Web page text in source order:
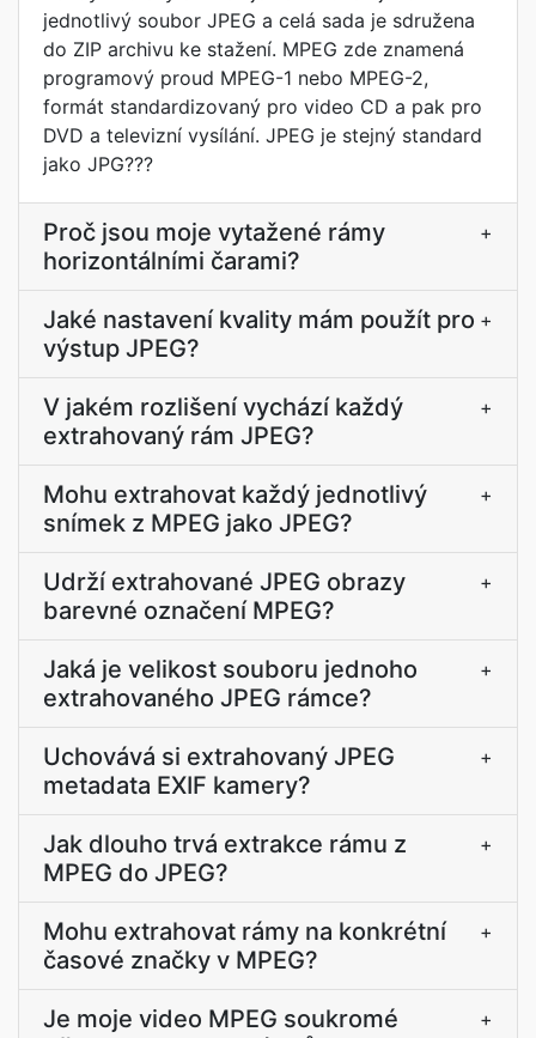
jednotlivý soubor JPEG a celá sada je sdružena
do ZIP archivu ke stažení. MPEG zde znamená
programový proud MPEG-1 nebo MPEG-2,
formát standardizovaný pro video CD a pak pro
DVD a televizní vysílání. JPEG je stejný standard
jako JPG???
Proč jsou moje vytažené rámy
horizontálními čarami?
+
Jaké nastavení kvality mám použít pro
výstup JPEG?
+
V jakém rozlišení vychází každý
extrahovaný rám JPEG?
+
Mohu extrahovat každý jednotlivý
snímek z MPEG jako JPEG?
+
Udrží extrahované JPEG obrazy
barevné označení MPEG?
+
Jaká je velikost souboru jednoho
extrahovaného JPEG rámce?
+
Uchovává si extrahovaný JPEG
metadata EXIF kamery?
+
Jak dlouho trvá extrakce rámu z
MPEG do JPEG?
+
Mohu extrahovat rámy na konkrétní
časové značky v MPEG?
+
Je moje video MPEG soukromé
+